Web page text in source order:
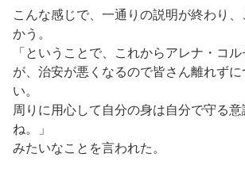
こんな感じで、一通りの説明が終わり
かう。
「ということで、これからアレナ・コ
が、治安が悪くなるので皆さん離れずに
い。
周りに用心して自分の身は自分で守る
ね。」
みたいなことを言われた。